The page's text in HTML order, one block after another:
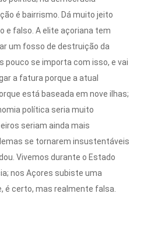
é bairrismo. Dá muito jeito
e falso. A elite açoriana tem
um fosso de destruição da
pouco se importa com isso, e vai
a fatura porque a atual
está baseada em nove ilhas;
política seria muito
seriam ainda mais
se tornarem insustentáveis
Vivemos durante o Estado
nos Açores subiste uma
é certo, mas realmente falsa.